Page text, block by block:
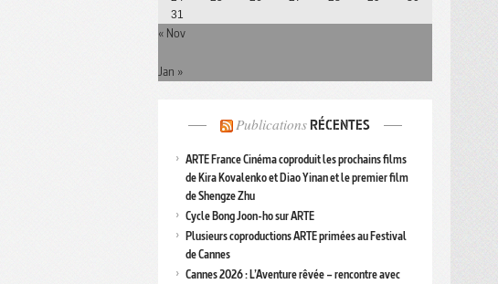
31
« Nov
Jan »
Publications RÉCENTES
ARTE France Cinéma coproduit les prochains films
de Kira Kovalenko et Diao Yinan et le premier film
de Shengze Zhu
Cycle Bong Joon-ho sur ARTE
Plusieurs coproductions ARTE primées au Festival
de Cannes
Cannes 2026 : L’Aventure rêvée – rencontre avec